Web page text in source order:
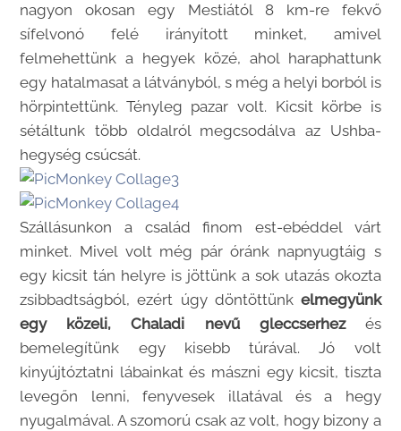
nagyon okosan egy Mestiától 8 km-re fekvő
sífelvonó felé irányított minket, amivel
felmehettünk a hegyek közé, ahol haraphattunk
egy hatalmasat a látványból, s még a helyi borból is
hörpintettünk. Tényleg pazar volt. Kicsit körbe is
sétáltunk több oldalról megcsodálva az Ushba-
hegység csúcsát.
Szállásunkon a család finom est-ebéddel várt
minket. Mivel volt még pár óránk napnyugtáig s
egy kicsit tán helyre is jöttünk a sok utazás okozta
zsibbadtságból, ezért úgy döntöttünk elmegyünk
egy közeli, Chaladi nevű gleccserhezés
bemelegítünk egy kisebb túrával. Jó volt
kinyújtóztatni lábainkat és mászni egy kicsit, tiszta
levegőn lenni, fenyvesek illatával és a hegy
nyugalmával. A szomorú csak az volt, hogy bizony a